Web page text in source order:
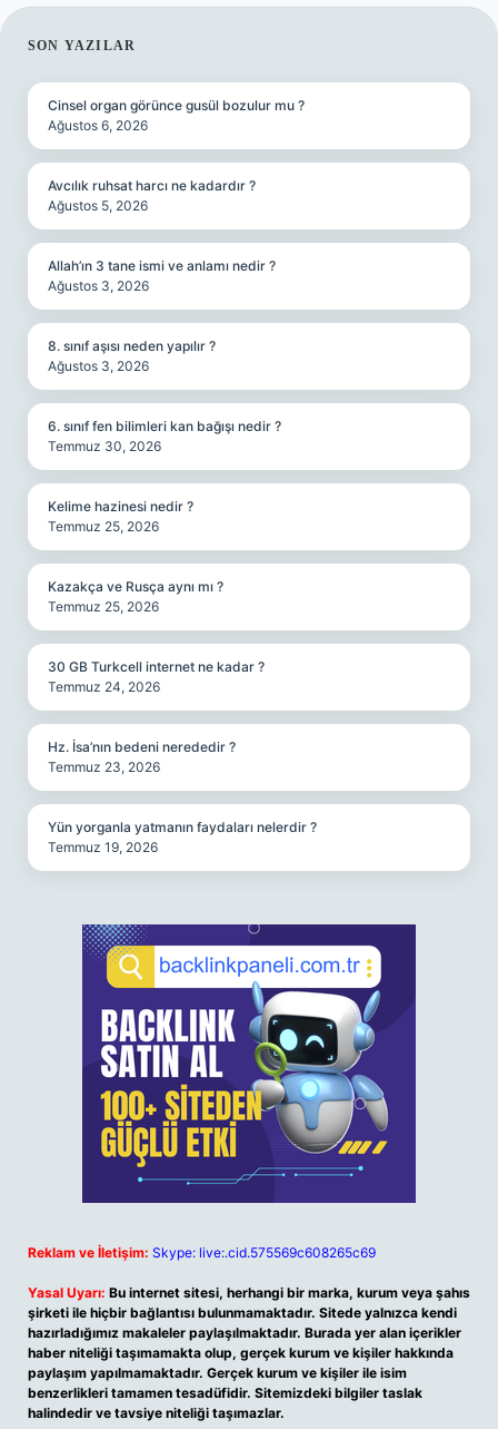
SIDEBAR
SON YAZILAR
Cinsel organ görünce gusül bozulur mu ?
Ağustos 6, 2026
Avcılık ruhsat harcı ne kadardır ?
Ağustos 5, 2026
Allah’ın 3 tane ismi ve anlamı nedir ?
Ağustos 3, 2026
8. sınıf aşısı neden yapılır ?
Ağustos 3, 2026
6. sınıf fen bilimleri kan bağışı nedir ?
Temmuz 30, 2026
Kelime hazinesi nedir ?
Temmuz 25, 2026
Kazakça ve Rusça aynı mı ?
Temmuz 25, 2026
30 GB Turkcell internet ne kadar ?
Temmuz 24, 2026
Hz. İsa’nın bedeni nerededir ?
Temmuz 23, 2026
Yün yorganla yatmanın faydaları nelerdir ?
Temmuz 19, 2026
Reklam ve İletişim: Skype: live:.cid.575569c608265c69
Yasal Uyarı: Bu internet sitesi, herhangi bir marka, kurum veya şahıs
şirketi ile hiçbir bağlantısı bulunmamaktadır. Sitede yalnızca kendi
hazırladığımız makaleler paylaşılmaktadır. Burada yer alan içerikler
haber niteliği taşımamakta olup, gerçek kurum ve kişiler hakkında
paylaşım yapılmamaktadır. Gerçek kurum ve kişiler ile isim
benzerlikleri tamamen tesadüfidir. Sitemizdeki bilgiler taslak
halindedir ve tavsiye niteliği taşımazlar.